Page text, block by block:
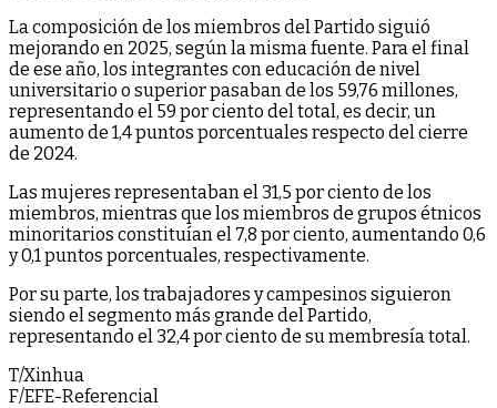
La composición de los miembros del Partido siguió
mejorando en 2025, según la misma fuente. Para el final
de ese año, los integrantes con educación de nivel
universitario o superior pasaban de los 59,76 millones,
representando el 59 por ciento del total, es decir, un
aumento de 1,4 puntos porcentuales respecto del cierre
de 2024.
Las mujeres representaban el 31,5 por ciento de los
miembros, mientras que los miembros de grupos étnicos
minoritarios constituían el 7,8 por ciento, aumentando 0,6
y 0,1 puntos porcentuales, respectivamente.
Por su parte, los trabajadores y campesinos siguieron
siendo el segmento más grande del Partido,
representando el 32,4 por ciento de su membresía total.
T/Xinhua
F/EFE-Referencial